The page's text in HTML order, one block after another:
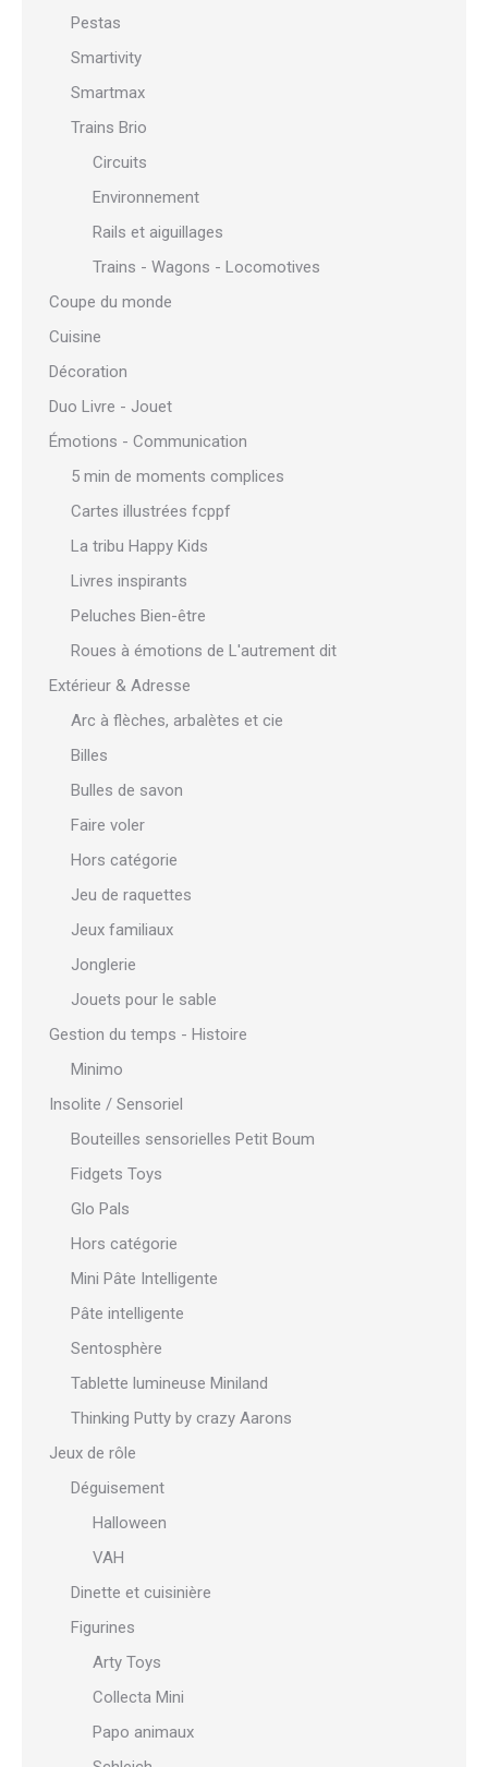
Pestas
Smartivity
Smartmax
Trains Brio
Circuits
Environnement
Rails et aiguillages
Trains - Wagons - Locomotives
Coupe du monde
Cuisine
Décoration
Duo Livre - Jouet
Émotions - Communication
5 min de moments complices
Cartes illustrées fcppf
La tribu Happy Kids
Livres inspirants
Peluches Bien-être
Roues à émotions de L'autrement dit
Extérieur & Adresse
Arc à flèches, arbalètes et cie
Billes
Bulles de savon
Faire voler
Hors catégorie
Jeu de raquettes
Jeux familiaux
Jonglerie
Jouets pour le sable
Gestion du temps - Histoire
Minimo
Insolite / Sensoriel
Bouteilles sensorielles Petit Boum
Fidgets Toys
Glo Pals
Hors catégorie
Mini Pâte Intelligente
Pâte intelligente
Sentosphère
Tablette lumineuse Miniland
Thinking Putty by crazy Aarons
Jeux de rôle
Déguisement
Halloween
VAH
Dinette et cuisinière
Figurines
Arty Toys
Collecta Mini
Papo animaux